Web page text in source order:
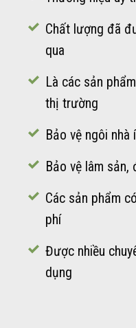
Chất lượng đã
qua
Là các sản
thị trường
Bảo vệ ngôi
Bảo vệ lâm
Các sản phẩm
phí
Được nhiều
dụng